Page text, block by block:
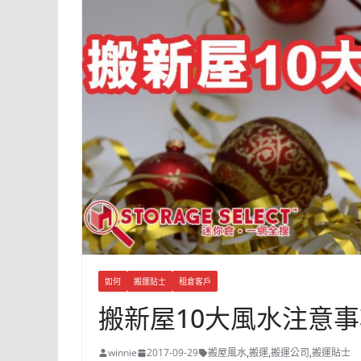
如何 搬運貼士 租倉客戶
搬新屋10大風水注意
winnie 2017-09-29 搬屋風水,搬運,搬運公司,搬運貼士